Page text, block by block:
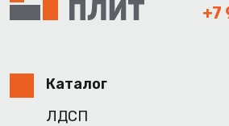
+7
Каталог
ЛДСП